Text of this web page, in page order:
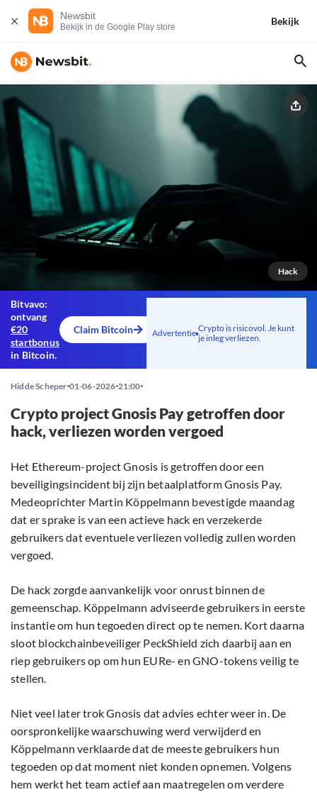
Newsbit
Bekijk in de Google Play store
Bekijk
Hack
Bitvavo:
ontvang
€20
startbonus
in Bitcoin.
Claim Bitcoin Advertentie Crypto is risicovol. Je kunt
je inleg verliezen.
Hidde Scheper 01-06-2026 21:00
Crypto project Gnosis Pay getroffen door
hack, verliezen worden vergoed
Het Ethereum-project Gnosis is getroffen door een
beveiligingsincident bij zijn betaalplatform Gnosis Pay.
Medeoprichter Martin Köppelmann bevestigde maandag
dat er sprake is van een actieve hack en verzekerde
gebruikers dat eventuele verliezen volledig zullen worden
vergoed.
De hack zorgde aanvankelijk voor onrust binnen de
gemeenschap. Köppelmann adviseerde gebruikers in eerste
instantie om hun tegoeden direct op te nemen. Kort daarna
sloot blockchainbeveiliger PeckShield zich daarbij aan en
riep gebruikers op om hun EURe- en GNO-tokens veilig te
stellen.
Niet veel later trok Gnosis dat advies echter weer in. De
oorspronkelijke waarschuwing werd verwijderd en
Köppelmann verklaarde dat de meeste gebruikers hun
tegoeden op dat moment niet konden opnemen. Volgens
hem werkt het team actief aan maatregelen om verdere